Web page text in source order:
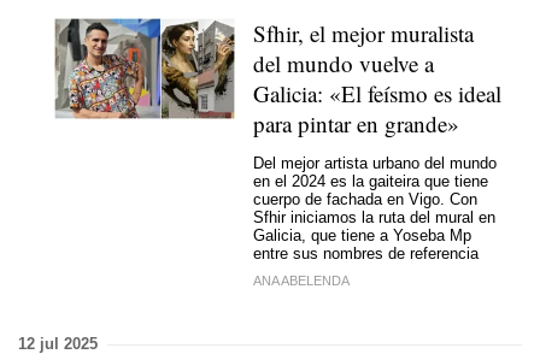
Sfhir, el mejor muralista
del mundo vuelve a
Galicia: «El feísmo es ideal
para pintar en grande»
Del mejor artista urbano del mundo
en el 2024 es la gaiteira que tiene
cuerpo de fachada en Vigo. Con
Sfhir iniciamos la ruta del mural en
Galicia, que tiene a Yoseba Mp
entre sus nombres de referencia
ANA ABELENDA
12 jul 2025